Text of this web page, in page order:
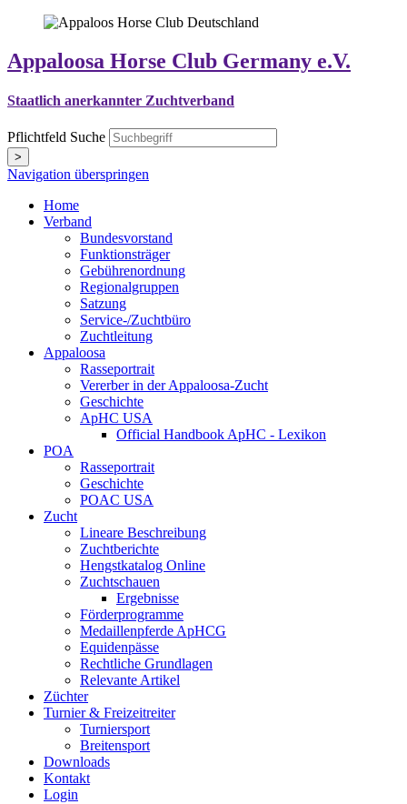
Appaloosa Horse Club Germany e.V.
Staatlich anerkannter Zuchtverband
Pflichtfeld Suche
>
Navigation überspringen
Home
Verband
Bundesvorstand
Funktionsträger
Gebührenordnung
Regionalgruppen
Satzung
Service-/Zuchtbüro
Zuchtleitung
Appaloosa
Rasseportrait
Vererber in der Appaloosa-Zucht
Geschichte
ApHC USA
Official Handbook ApHC - Lexikon
POA
Rasseportrait
Geschichte
POAC USA
Zucht
Lineare Beschreibung
Zuchtberichte
Hengstkatalog Online
Zuchtschauen
Ergebnisse
Förderprogramme
Medaillenpferde ApHCG
Equidenpässe
Rechtliche Grundlagen
Relevante Artikel
Züchter
Turnier & Freizeitreiter
Turniersport
Breitensport
Downloads
Kontakt
Login